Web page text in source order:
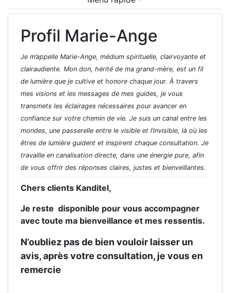
Profil Marie-Ange
Je m’appelle Marie-Ange, médium spirituelle, clairvoyante et
clairaudiente. Mon don, hérité de ma grand-mère, est un fil
de lumière que je cultive et honore chaque jour. À travers
mes visions et les messages de mes guides, je vous
transmets les éclairages nécessaires pour avancer en
confiance sur votre chemin de vie. Je suis un canal entre les
mondes, une passerelle entre le visible et l’invisible, là où les
êtres de lumière guident et inspirent chaque consultation. Je
travaille en canalisation directe, dans une énergie pure, afin
de vous offrir des réponses claires, justes et bienveillantes.
Chers clients Kanditel,
Je reste disponible pour vous accompagner
avec toute ma bienveillance et mes ressentis.
N’oubliez pas de bien vouloir laisser un
avis, après votre consultation, je vous en
remercie